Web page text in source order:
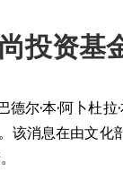
投资基
·本·阿卜杜拉
消息在由文化